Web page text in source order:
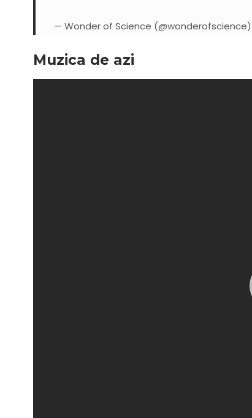
— Wonder of Science (@wonderofscience)
Muzica de azi